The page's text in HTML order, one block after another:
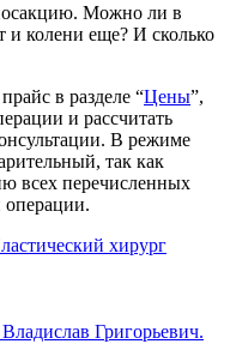
Можно ли в
и колени еще? И сколько
в разделе “Цены”,
и рассчитать
В режиме
так как
всех перечисленных
хирург
Григорьевич.